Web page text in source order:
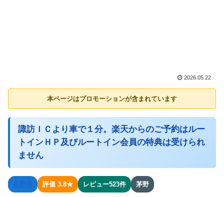
2026.05.22
本ページはプロモーションが含まれています
諏訪ＩＣより車で１分。楽天からのご予約はルー
トインＨＰ及びルートイン会員の特典は受けられ
ません
評価 3.8★ レビュー523件 茅野